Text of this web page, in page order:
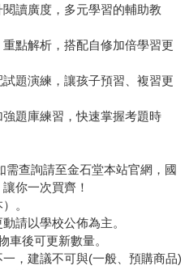
讀廣度，多元學習的輔助教
點解析，搭配自修加倍學習更
題演練，讓孩子預習、複習更
題庫練習，快速掌握考題時
需查詢請至金石堂本站官網，國
你一次買齊！
。
請以學校公佈為主。
車後可更新數量。
，建議不可與(一般、預購商品)